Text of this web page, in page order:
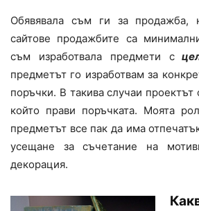
Обявявала съм ги за продажба,
сайтове продажбите са
съм изработвала предмети с
предметът го изработвам за
поръчки. В такива случаи проектът
който прави поръчката. Моята
предметът все пак да има
усещане за съчетание на
декорация.